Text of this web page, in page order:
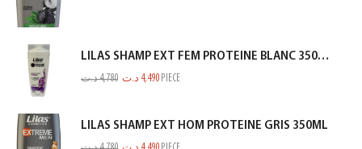
LILAS SHAMP EXT FEM PROTEINE BLANC 350ML
4,780د.ت 4,490 د.ت PIECE
LILAS SHAMP EXT HOM PROTEINE GRIS 350ML